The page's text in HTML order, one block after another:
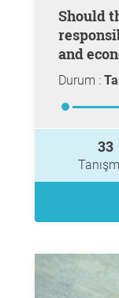
Should the EU be given greater
and
Durum :
33